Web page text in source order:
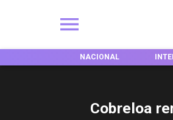
NACIONAL
Cobreloa